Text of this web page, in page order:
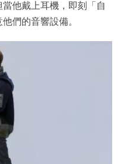
他戴上耳機，即刻「自
們的音響設備。